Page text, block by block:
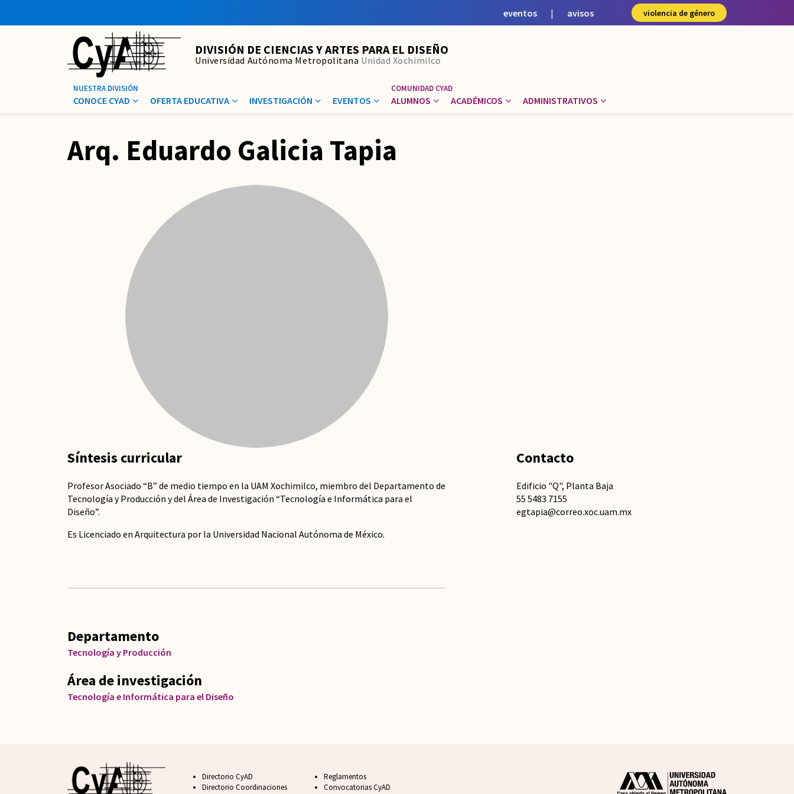
eventos | avisos violencia de género
DIVISIÓN DE CIENCIAS Y ARTES PARA EL DISEÑO
Universidad Autónoma Metropolitana Unidad Xochimilco
CONOCE CYAD OFERTA EDUCATIVA INVESTIGACIÓN EVENTOS ALUMNOS ACADÉMICOS ADMINISTRATIVOS
Arq. Eduardo Galicia Tapia
Síntesis curricular
Profesor Asociado “B” de medio tiempo en la UAM Xochimilco, miembro del Departamento de
Tecnología y Producción y del Área de Investigación “Tecnología e Informática para el
Diseño”.
Es Licenciado en Arquitectura por la Universidad Nacional Autónoma de México.
Departamento
Tecnología y Producción
Área de investigación
Tecnología e Informática para el Diseño
Contacto
Edificio "Q", Planta Baja
55 5483 7155
egtapia@correo.xoc.uam.mx
Footer CyAD
Directorio CyAD
Directorio Coordinaciones
Footer FAQ
Reglamentos
Convocatorias CyAD